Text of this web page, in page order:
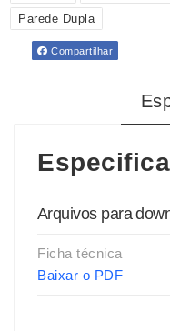
Parede Dupla
Compartilhar
Arquivos para
Ficha técnica
Baixar o PDF